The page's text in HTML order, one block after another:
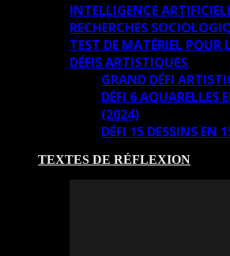
INTELLIGENCE
RECHERCHES
TEST DE MATÉRIEL POUR
DÉFIS ARTISTIQUES
GRAND DÉFI
DÉFI 6 AQUARELLES
(2024)
DÉFI 15 DESSINS EN
TEXTES DE RÉFLEXION